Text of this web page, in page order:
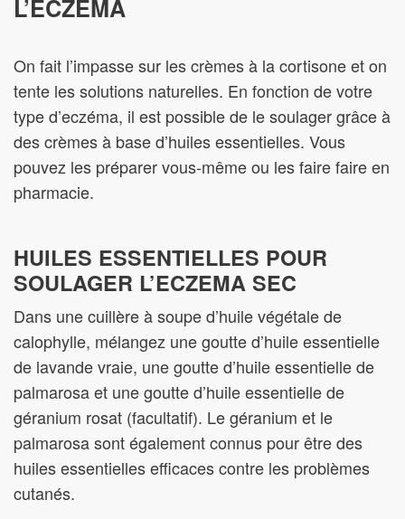
L’ECZEMA
On fait l’impasse sur les crèmes à la cortisone et on
tente les solutions naturelles. En fonction de votre
type d’eczéma, il est possible de le soulager grâce à
des crèmes à base d’huiles essentielles. Vous
pouvez les préparer vous-même ou les faire faire en
pharmacie.
HUILES ESSENTIELLES POUR
SOULAGER L’ECZEMA SEC
Dans une cuillère à soupe d’huile végétale de
calophylle, mélangez une goutte d’huile essentielle
de lavande vraie, une goutte d’huile essentielle de
palmarosa et une goutte d’huile essentielle de
géranium rosat (facultatif). Le géranium et le
palmarosa sont également connus pour être des
huiles essentielles efficaces contre les problèmes
cutanés.